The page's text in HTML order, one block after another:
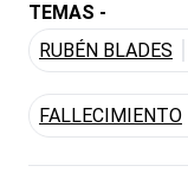
TEMAS -
RUBÉN BLADES
FALLECIMIENTO